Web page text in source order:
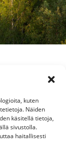
kuten
Näiden
käsitellä tietoja,
sivustolla.
haitallisesti